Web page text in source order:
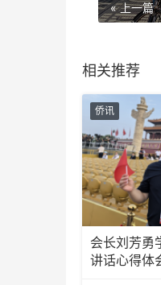
« 上一篇
相关推荐
侨讯
会长刘芳勇
讲话心得体